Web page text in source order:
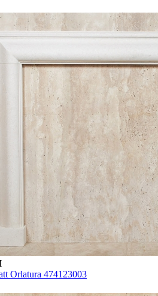
Orlatura 474123003